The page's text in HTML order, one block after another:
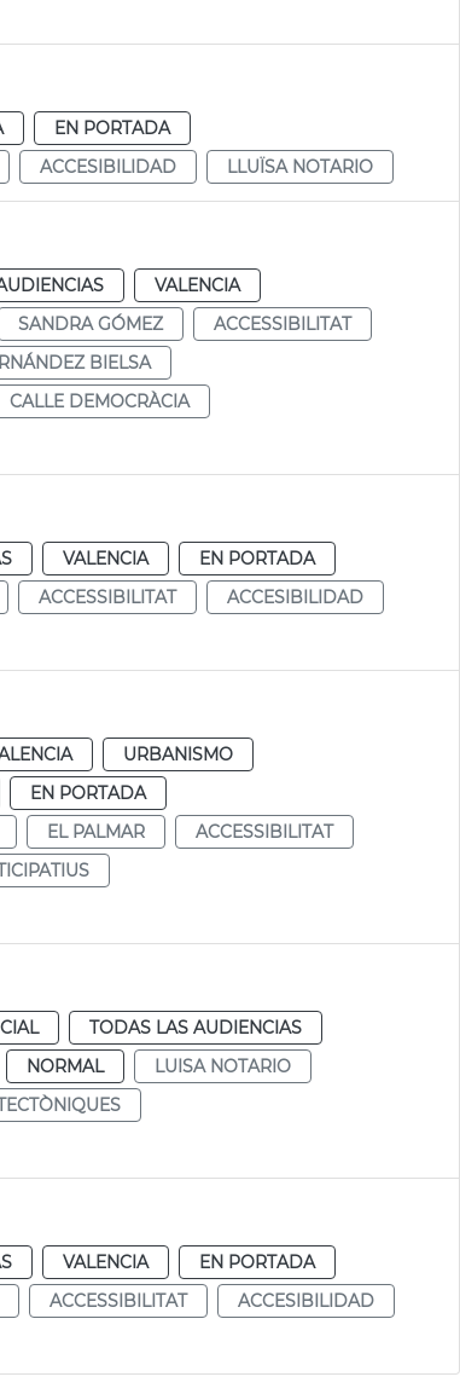
EN PORTADA
ACCESIBILIDAD LLUÏSA NOTARIO
VALENCIA
SANDRA GÓMEZ
ACCESSIBILITAT
BIELSA
CALLE DEMOCRÀCIA
VALENCIA
EN PORTADA
ACCESSIBILITAT
ACCESIBILIDAD
URBANISMO
EN PORTADA
EL PALMAR
ACCESSIBILITAT
TODAS LAS AUDIENCIAS
NORMAL
LUISA NOTARIO
VALENCIA
EN PORTADA
ACCESSIBILITAT
ACCESIBILIDAD